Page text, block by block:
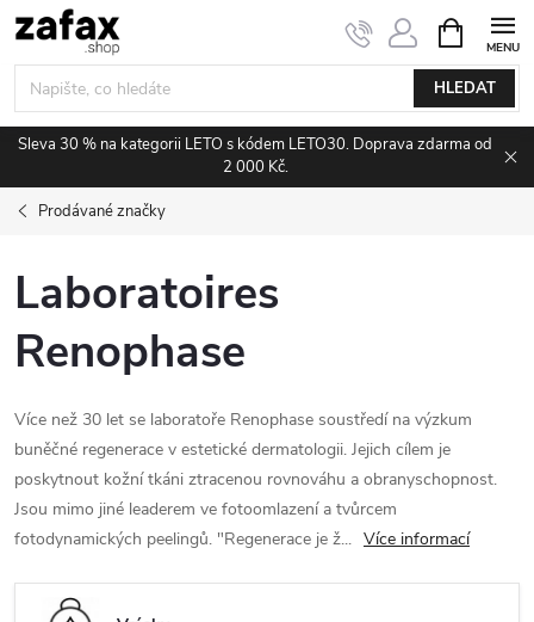
Přejít na obsah
HLEDAT
Sleva 30 % na kategorii LETO s kódem LETO30. Doprava zdarma od
2 000 Kč.
Prodávané značky
Laboratoires
Renophase
Více než 30 let se laboratoře Renophase soustředí na výzkum
buněčné regenerace v estetické dermatologii. Jejich cílem je
poskytnout kožní tkáni ztracenou rovnováhu a obranyschopnost.
Jsou mimo jiné leaderem ve fotoomlazení a tvůrcem
fotodynamických peelingů. "Regenerace je ž... Více informací